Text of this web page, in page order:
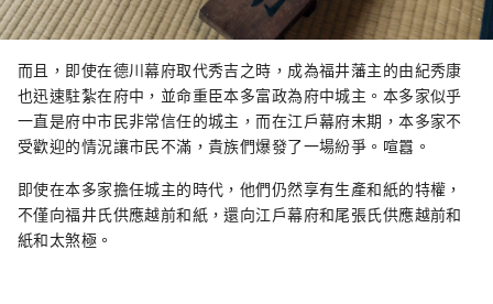
而且，即使在德川幕府取代秀吉之時，成為福井藩主的由紀秀康
也迅速駐紮在府中，並命重臣本多富政為府中城主。本多家似乎
一直是府中市民非常信任的城主，而在江戶幕府末期，本多家不
受歡迎的情況讓市民不滿，貴族們爆發了一場紛爭。喧囂。
即使在本多家擔任城主的時代，他們仍然享有生產和紙的特權，
不僅向福井氏供應越前和紙，還向江戶幕府和尾張氏供應越前和
紙和太煞極。